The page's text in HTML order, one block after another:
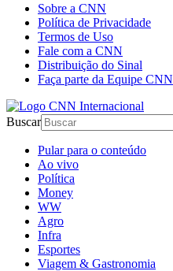
Sobre a CNN
Política de Privacidade
Termos de Uso
Fale com a CNN
Distribuição do Sinal
Faça parte da Equipe CNN
Buscar
Pular para o conteúdo
Ao vivo
Política
Money
WW
Agro
Infra
Esportes
Viagem & Gastronomia